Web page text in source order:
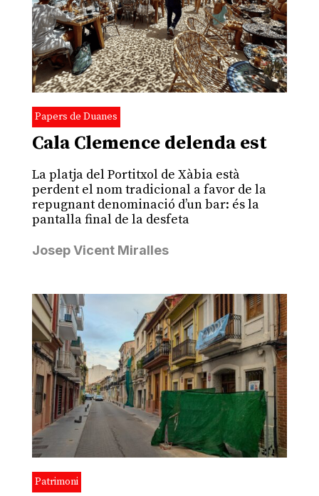
Papers de Duanes
Cala Clemence delenda est
La platja del Portitxol de Xàbia està
perdent el nom tradicional a favor de la
repugnant denominació d’un bar: és la
pantalla final de la desfeta
Josep Vicent Miralles
Patrimoni